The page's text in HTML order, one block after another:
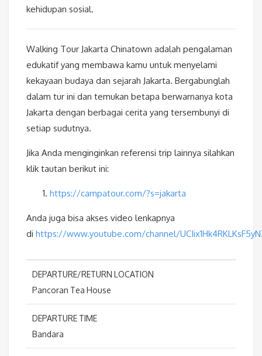
kehidupan sosial.
Walking Tour Jakarta Chinatown adalah pengalaman
edukatif yang membawa kamu untuk menyelami
kekayaan budaya dan sejarah Jakarta. Bergabunglah
dalam tur ini dan temukan betapa berwarnanya kota
Jakarta dengan berbagai cerita yang tersembunyi di
setiap sudutnya.
Jika Anda menginginkan referensi trip lainnya silahkan
klik tautan berikut ini:
https://campatour.com/?s=jakarta
Anda juga bisa akses video lenkapnya
di https://www.youtube.com/channel/
DEPARTURE/RETURN LOCATION
Pancoran Tea House
DEPARTURE TIME
Bandara